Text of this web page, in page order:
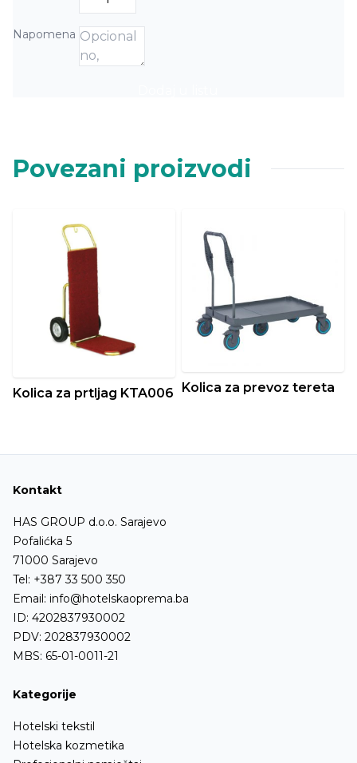
Napomena
Povezani proizvodi
Kolica za prtljag KTA006 Kolica za prevoz tereta
Kontakt
HAS GROUP d.o.o. Sarajevo
Pofalićka 5
71000 Sarajevo
Tel: +387 33 500 350
Email: info@hotelskaoprema.ba
ID: 4202837930002
PDV: 202837930002
MBS: 65-01-0011-21
Kategorije
Hotelski tekstil
Hotelska kozmetika